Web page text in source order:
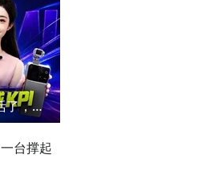
世界人工智能大会：AI开始干活了，但到底干的怎么样？萌新闯WAIC
台撑起